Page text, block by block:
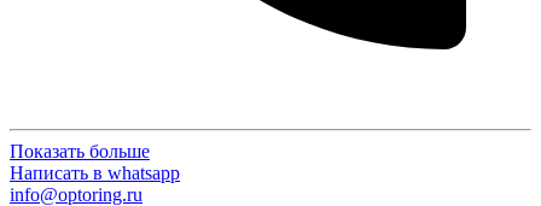
Показать больше
Написать в whatsapp
info@optoring.ru